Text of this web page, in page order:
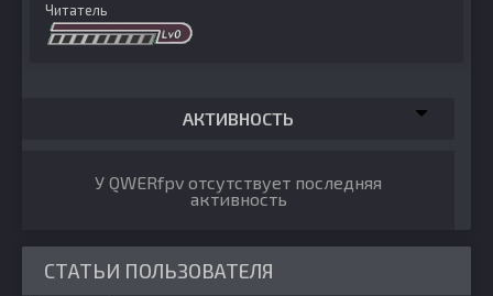
Читатель
АКТИВНОСТЬ
У QWERfpv отсутствует последняя
активность
СТАТЬИ ПОЛЬЗОВАТЕЛЯ